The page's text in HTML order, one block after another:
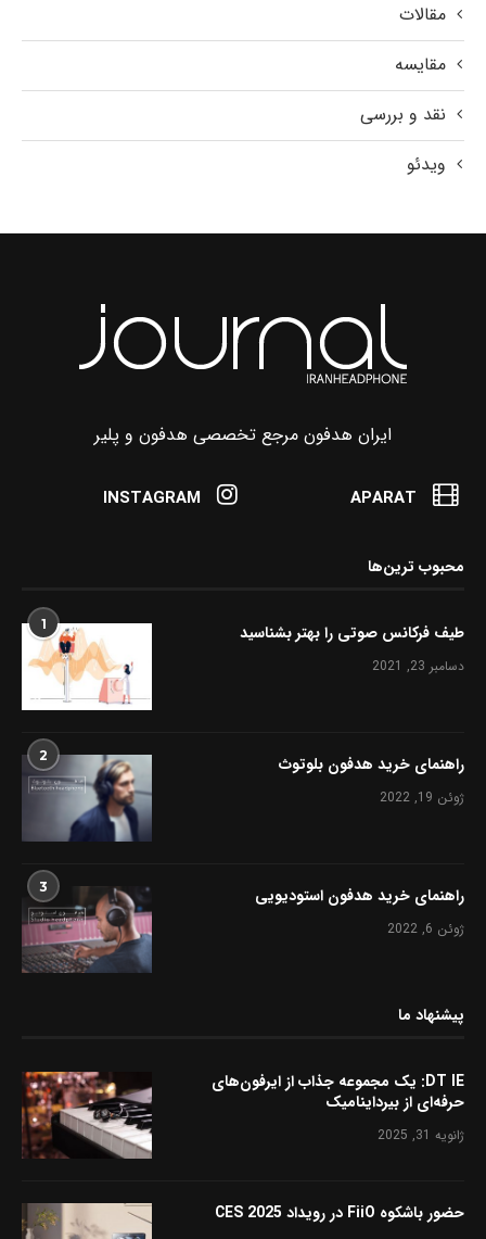
مقالات
مقایسه
نقد و بررسی
ویدئو
ایران هدفون مرجع تخصصی هدفون و پلیر
APARAT
INSTAGRAM
محبوب ترین‌ها
1 طیف فرکانس صوتی را بهتر بشناسید
دسامبر 23, 2021
2 راهنمای خرید هدفون بلوتوث
ژوئن 19, 2022
3 راهنمای خرید هدفون استودیویی
ژوئن 6, 2022
پیشنهاد ما
DT IE: یک مجموعه جذاب از ایرفون‌های
حرفه‌ای از بیرداینامیک
ژانویه 31, 2025
حضور باشکوه FiiO در رویداد CES 2025